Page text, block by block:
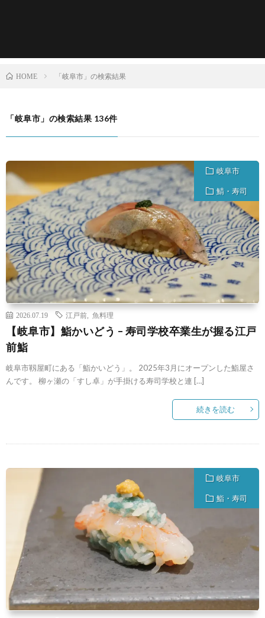
HOME 「岐阜市」の検索結果
「岐阜市」の検索結果 136件
岐阜市
鯖・寿司
2026.07.19 江戸前 魚料理
【岐阜市】鮨かいどう – 寿司学校卒業生が握る江戸
前鮨
岐阜市靱屋町にある「鮨かいどう」。 2025年3月にオープンした鮨屋さ
んです。 柳ヶ瀬の「すし卓」が手掛ける寿司学校と連 […]
続きを読む
岐阜市
鮨・寿司